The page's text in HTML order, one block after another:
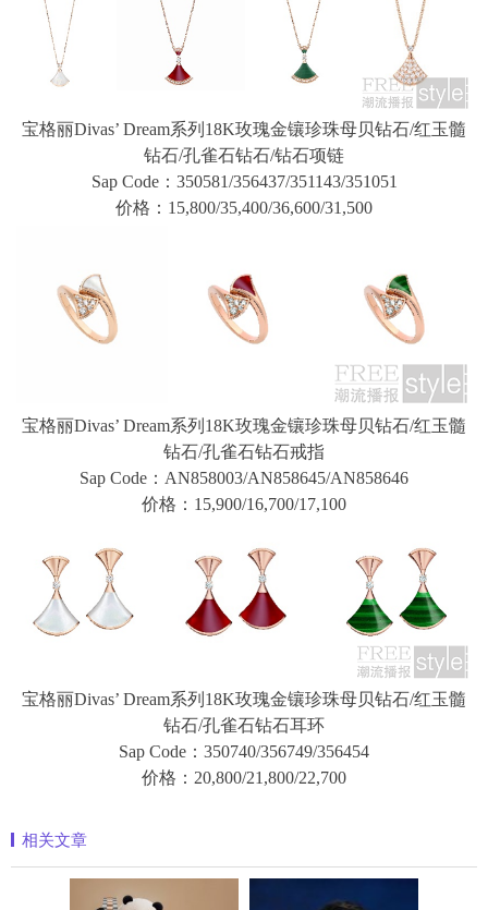
宝格丽Divas’ Dream系列18K玫瑰金镶珍珠母贝钻石/红玉髓
钻石/孔雀石钻石/钻石项链
Sap Code：350581/356437/351143/351051
价格：15,800/35,400/36,600/31,500
宝格丽Divas’ Dream系列18K玫瑰金镶珍珠母贝钻石/红玉髓
钻石/孔雀石钻石戒指
Sap Code：AN858003/AN858645/AN858646
价格：15,900/16,700/17,100
宝格丽Divas’ Dream系列18K玫瑰金镶珍珠母贝钻石/红玉髓
钻石/孔雀石钻石耳环
Sap Code：350740/356749/356454
价格：20,800/21,800/22,700
相关文章